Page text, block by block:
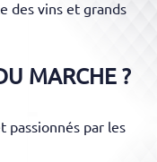
des vins et grands
MARCHE ?
passionnés par les